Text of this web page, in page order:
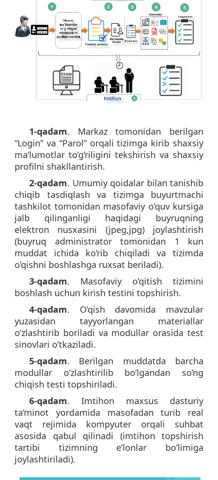
1-qadam. Markaz tomonidan berilgan
“Login” va “Parol” orqali tizimga kirib shaxsiy
ma’lumotlar to’g’riligini tekshirish va shaxsiy
profilni shakllantirish.
2-qadam. Umumiy qoidalar bilan tanishib
chiqib tasdiqlash va tizimga buyurtmachi
tashkilot tomonidan masofaviy o’quv kursiga
jalb qilinganligi haqidagi buyruqning
elektron nusxasini (jpeg,jpg) joylashtirish
(buyruq administrator tomonidan 1 kun
muddat ichida ko’rib chiqiladi va tizimda
o’qishni boshlashga ruxsat beriladi).
3-qadam. Masofaviy o’qitish tizimini
boshlash uchun kirish testini topshirish.
4-qadam. O’qish davomida mavzular
yuzasidan tayyorlangan materiallar
o’zlashtirib boriladi va modullar orasida test
sinovlari o’tkaziladi.
5-qadam. Berilgan muddatda barcha
modullar o’zlashtirilib bo’lgandan so’ng
chiqish testi topshiriladi.
6-qadam. Imtihon maxsus dasturiy
ta’minot yordamida masofadan turib real
vaqt rejimida kompyuter orqali suhbat
asosida qabul qilinadi (imtihon topshirish
tartibi tizimning e’lonlar bo’limiga
joylashtiriladi).